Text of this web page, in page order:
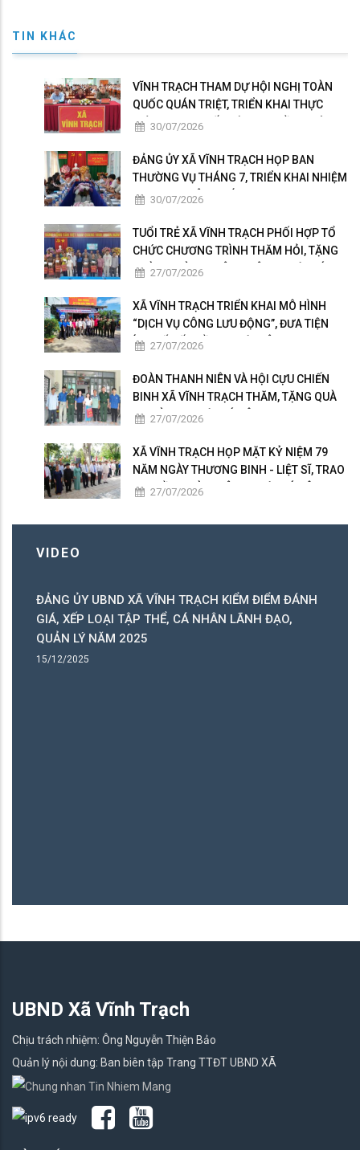
TIN KHÁC
VĨNH TRẠCH THAM DỰ HỘI NGHỊ TOÀN
QUỐC QUÁN TRIỆT, TRIỂN KHAI THỰC
HIỆN NGHỊ QUYẾT HỘI NGHỊ LẦN THỨ BA
KHÓA XIV
30/07/2026
ĐẢNG ỦY XÃ VĨNH TRẠCH HỌP BAN
THƯỜNG VỤ THÁNG 7, TRIỂN KHAI NHIỆM
VỤ TRỌNG TÂM THÁNG 8
30/07/2026
TUỔI TRẺ XÃ VĨNH TRẠCH PHỐI HỢP TỔ
CHỨC CHƯƠNG TRÌNH THĂM HỎI, TẶNG
QUÀ GIA ĐÌNH THÂN NHÂN NGƯỜI CÓ
27/07/2026
XÃ VĨNH TRẠCH TRIỂN KHAI MÔ HÌNH
“DỊCH VỤ CÔNG LƯU ĐỘNG”, ĐƯA TIỆN
ÍCH SỐ ĐẾN GẦN NGƯỜI DÂN
27/07/2026
ĐOÀN THANH NIÊN VÀ HỘI CỰU CHIẾN
BINH XÃ VĨNH TRẠCH THĂM, TẶNG QUÀ
GIA ĐÌNH NGƯỜI CÓ CÔNG
27/07/2026
XÃ VĨNH TRẠCH HỌP MẶT KỶ NIỆM 79
NĂM NGÀY THƯƠNG BINH - LIỆT SĨ, TRAO
50 PHẦN QUÀ TRI ÂN NGƯỜI CÓ CÔNG
27/07/2026
VIDEO
ĐẢNG ỦY UBND XÃ VĨNH TRẠCH KIỂM ĐIỂM ĐÁNH
GIÁ, XẾP LOẠI TẬP THỂ, CÁ NHÂN LÃNH ĐẠO,
QUẢN LÝ NĂM 2025
15/12/2025
UBND Xã Vĩnh Trạch
Chịu trách nhiệm: Ông Nguyễn Thiện Bảo
Quản lý nội dung: Ban biên tập Trang TTĐT UBND XÃ